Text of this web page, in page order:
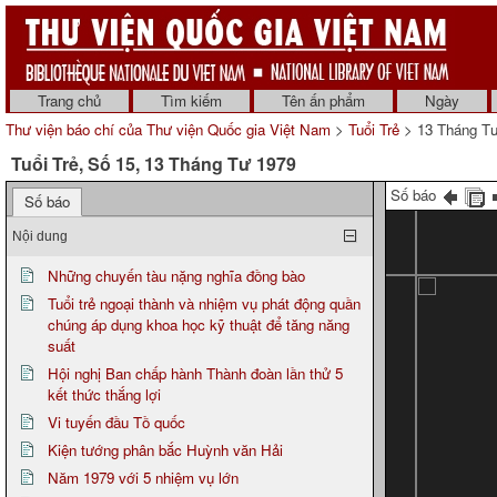
Trang chủ Tìm kiếm Tên ấn phẩm Ngày
Thư viện báo chí của Thư viện Quốc gia Việt Nam > Tuổi Trẻ > 13 Tháng
Tuổi Trẻ, Số 15, 13 Tháng Tư 1979
Số báo
Nội dung
Những chuyến tàu nặng nghĩa đồng bào
Tuổi trẻ ngoại thành và nhiệm vụ phát động quần
chúng áp dụng khoa học kỹ thuật để tăng năng
suất
Hội nghị Ban chấp hành Thành đoàn lần thử 5
kết thức thắng lợi
Vi tuyến đầu Tồ quốc
Kiện tướng phân bắc Huỳnh văn Hải
Năm 1979 với 5 nhiệm vụ lớn
Số báo